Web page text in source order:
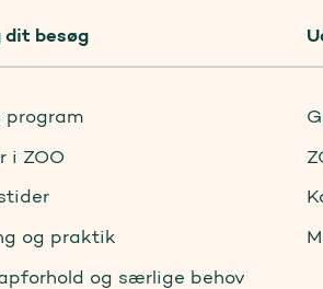
dit besøg
program
i ZOO
og praktik
og særlige behov